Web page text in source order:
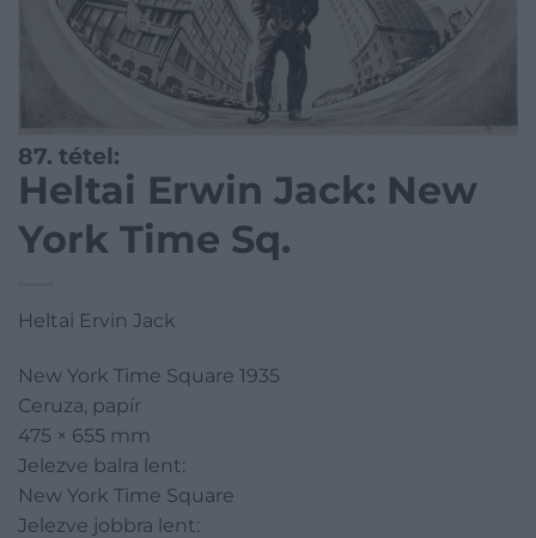
87. tétel:
Heltai Erwin Jack: New
York Time Sq.
Heltai Ervin Jack
New York Time Square 1935
Ceruza, papír
475 × 655 mm
Jelezve balra lent:
New York Time Square
Jelezve jobbra lent: